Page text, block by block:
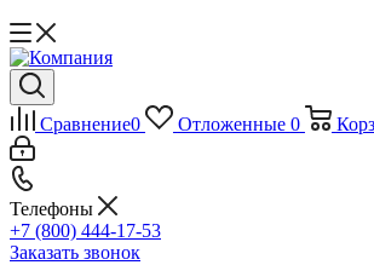
Сравнение0 Отложенные 0
Телефоны
+7 (800) 444-17-53
Заказать звонок